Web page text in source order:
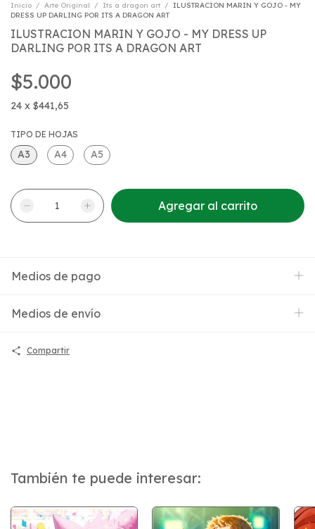
Inicio / Arte Original / Its a dragon art / ILUSTRACION MARIN Y GOJO - MY
DRESS UP DARLING POR ITS A DRAGON ART
ILUSTRACION MARIN Y GOJO - MY DRESS UP
DARLING POR ITS A DRAGON ART
$5.000
24 x $441,65
TIPO DE HOJAS
A3 A4 A5
Medios de pago
Medios de envío
Compartir
También te puede interesar: